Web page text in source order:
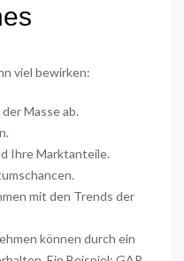
viel bewirken:
Masse ab.
Ihre Marktanteile.
mit den Trends der
können durch ein